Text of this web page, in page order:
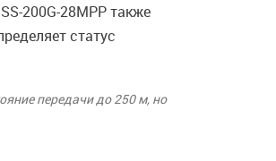
200G-28MPP также
статус
передачи до 250 м, но